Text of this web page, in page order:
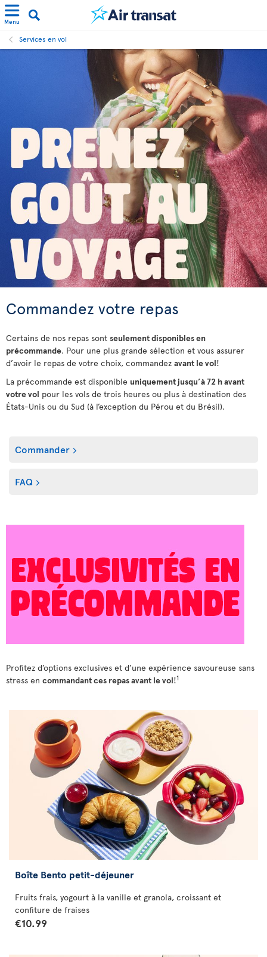
Menu
Services en vol
Commandez votre repas
Certains de nos repas sont seulement disponibles en
précommande. Pour une plus grande sélection et vous assurer
d’avoir le repas de votre choix, commandez avant le vol!
La précommande est disponible uniquement jusqu’à 72 h avant
votre vol pour les vols de trois heures ou plus à destination des
États-Unis ou du Sud (à l’exception du Pérou et du Brésil).
Commander
FAQ
Profitez d’options exclusives et d’une expérience savoureuse sans
stress en commandant ces repas avant le vol!1
Boîte Bento petit-déjeuner
Fruits frais, yogourt à la vanille et granola, croissant et
confiture de fraises
€10.99